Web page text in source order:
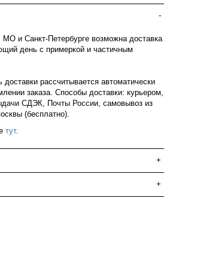
-
и Санкт-Петербурге возможна доставка
день с примеркой и частичным
доставки рассчитывается автоматически
заказа. Способы доставки: курьером,
СДЭК, Почты России, самовывоз из
(бесплатно).
тут.
+
+